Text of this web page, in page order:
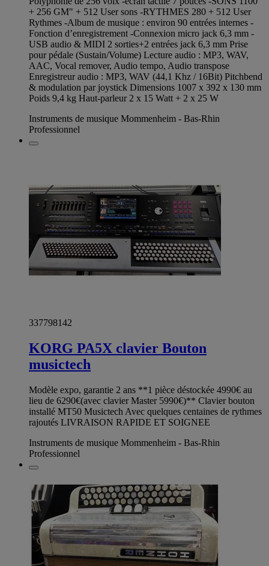
+ 256 GM" + 512 User sons -RYTHMES 280 + 512 User
Rythmes -Album de musique : environ 90 entrées internes -
Fonction d’enregistrement -Connexion micro jack 6,3 mm -
USB audio & MIDI 2 sorties+2 entrées jack 6,3 mm Prise
pour pédale (Sustain/Volume) Lecture audio : MP3, WAV,
AAC, Vocal remover, Audio tempo, Audio transpose
Enregistreur audio : MP3, WAV (44,1 Khz / 16Bit) Pitchbend
& modulation par joystick Dimensions 1007 x 392 x 130 mm
Poids 9,4 kg Haut-parleur 2 x 15 Watt + 2 x 25 W
Instruments de musique Mommenheim - Bas-Rhin
Professionnel
337798142
KORG PA5X clavier Bouton
musictech
Modèle expo, garantie 2 ans **1 pièce déstockée 4990€ au
lieu de 6290€(avec clavier Master 5990€)** Clavier bouton
installé MT50 Musictech Avec quelques centaines de rythmes
rajoutés LIVRAISON RAPIDE ET SOIGNEE
Instruments de musique Mommenheim - Bas-Rhin
Professionnel